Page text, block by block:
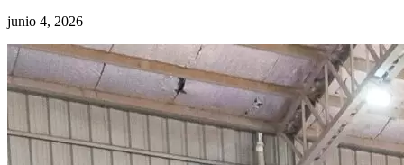
junio 4, 2026